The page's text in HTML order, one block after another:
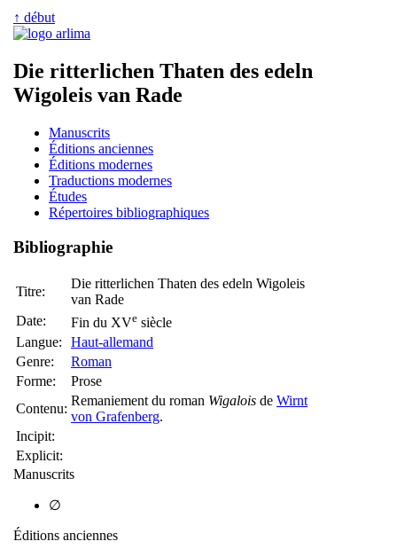
↑ début
Die ritterlichen Thaten des edeln
Wigoleis van Rade
Manuscrits
Éditions anciennes
Éditions modernes
Traductions modernes
Études
Répertoires bibliographiques
Bibliographie
Titre:
Die ritterlichen Thaten des edeln Wigoleis
van Rade
Date:
Fin du XVe siècle
Langue:
Haut-allemand
Genre:
Roman
Forme:
Prose
Contenu:
Remaniement du roman Wigalois de Wirnt
von Grafenberg.
Incipit:
Explicit:
Manuscrits
∅
Éditions anciennes